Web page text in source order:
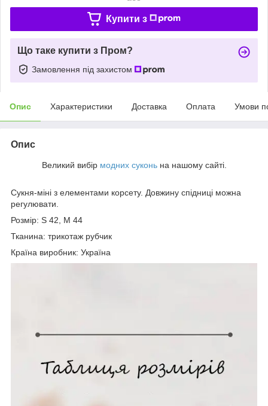
Купити з
Що таке купити з Пром?
Замовлення під захистом
Опис Характеристики Доставка Оплата Умови
Опис
Великий вибір модних суконьна нашому сайті.
Сукня-міні з елементами корсету. Довжину спідниці можна
регулювати.
Розмір: S 42, M 44
Тканина: трикотаж рубчик
Країна виробник: Україна